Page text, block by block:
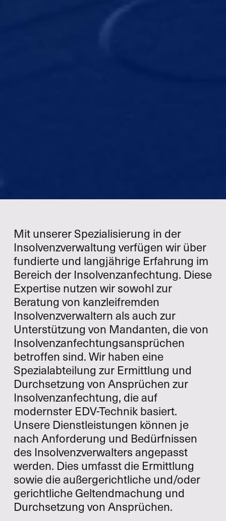
Mit unserer Spezialisierung in der
Insolvenzverwaltung verfügen wir über
fundierte und langjährige Erfahrung im
Bereich der Insolvenzanfechtung. Diese
Expertise nutzen wir sowohl zur
Beratung von kanzleifremden
Insolvenzverwaltern als auch zur
Unterstützung von Mandanten, die von
Insolvenzanfechtungsansprüchen
betroffen sind. Wir haben eine
Spezialabteilung zur Ermittlung und
Durchsetzung von Ansprüchen zur
Insolvenzanfechtung, die auf
modernster EDV-Technik basiert.
Unsere Dienstleistungen können je
nach Anforderung und Bedürfnissen
des Insolvenzverwalters angepasst
werden. Dies umfasst die Ermittlung
sowie die außergerichtliche und/oder
gerichtliche Geltendmachung und
Durchsetzung von Ansprüchen.